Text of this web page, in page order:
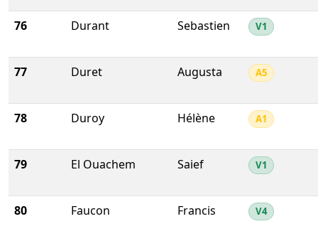
76 Durant Sebastien V1
77 Duret Augusta A5
78 Duroy Hélène A1
79 El Ouachem Saief V1
80 Faucon Francis V4